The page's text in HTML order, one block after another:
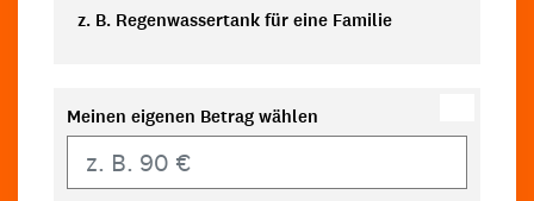
z. B. Regenwassertank für eine Familie
Meinen eigenen Betrag wählen